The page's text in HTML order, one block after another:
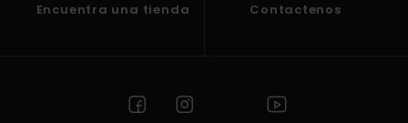
Encuentra una tienda Contactenos